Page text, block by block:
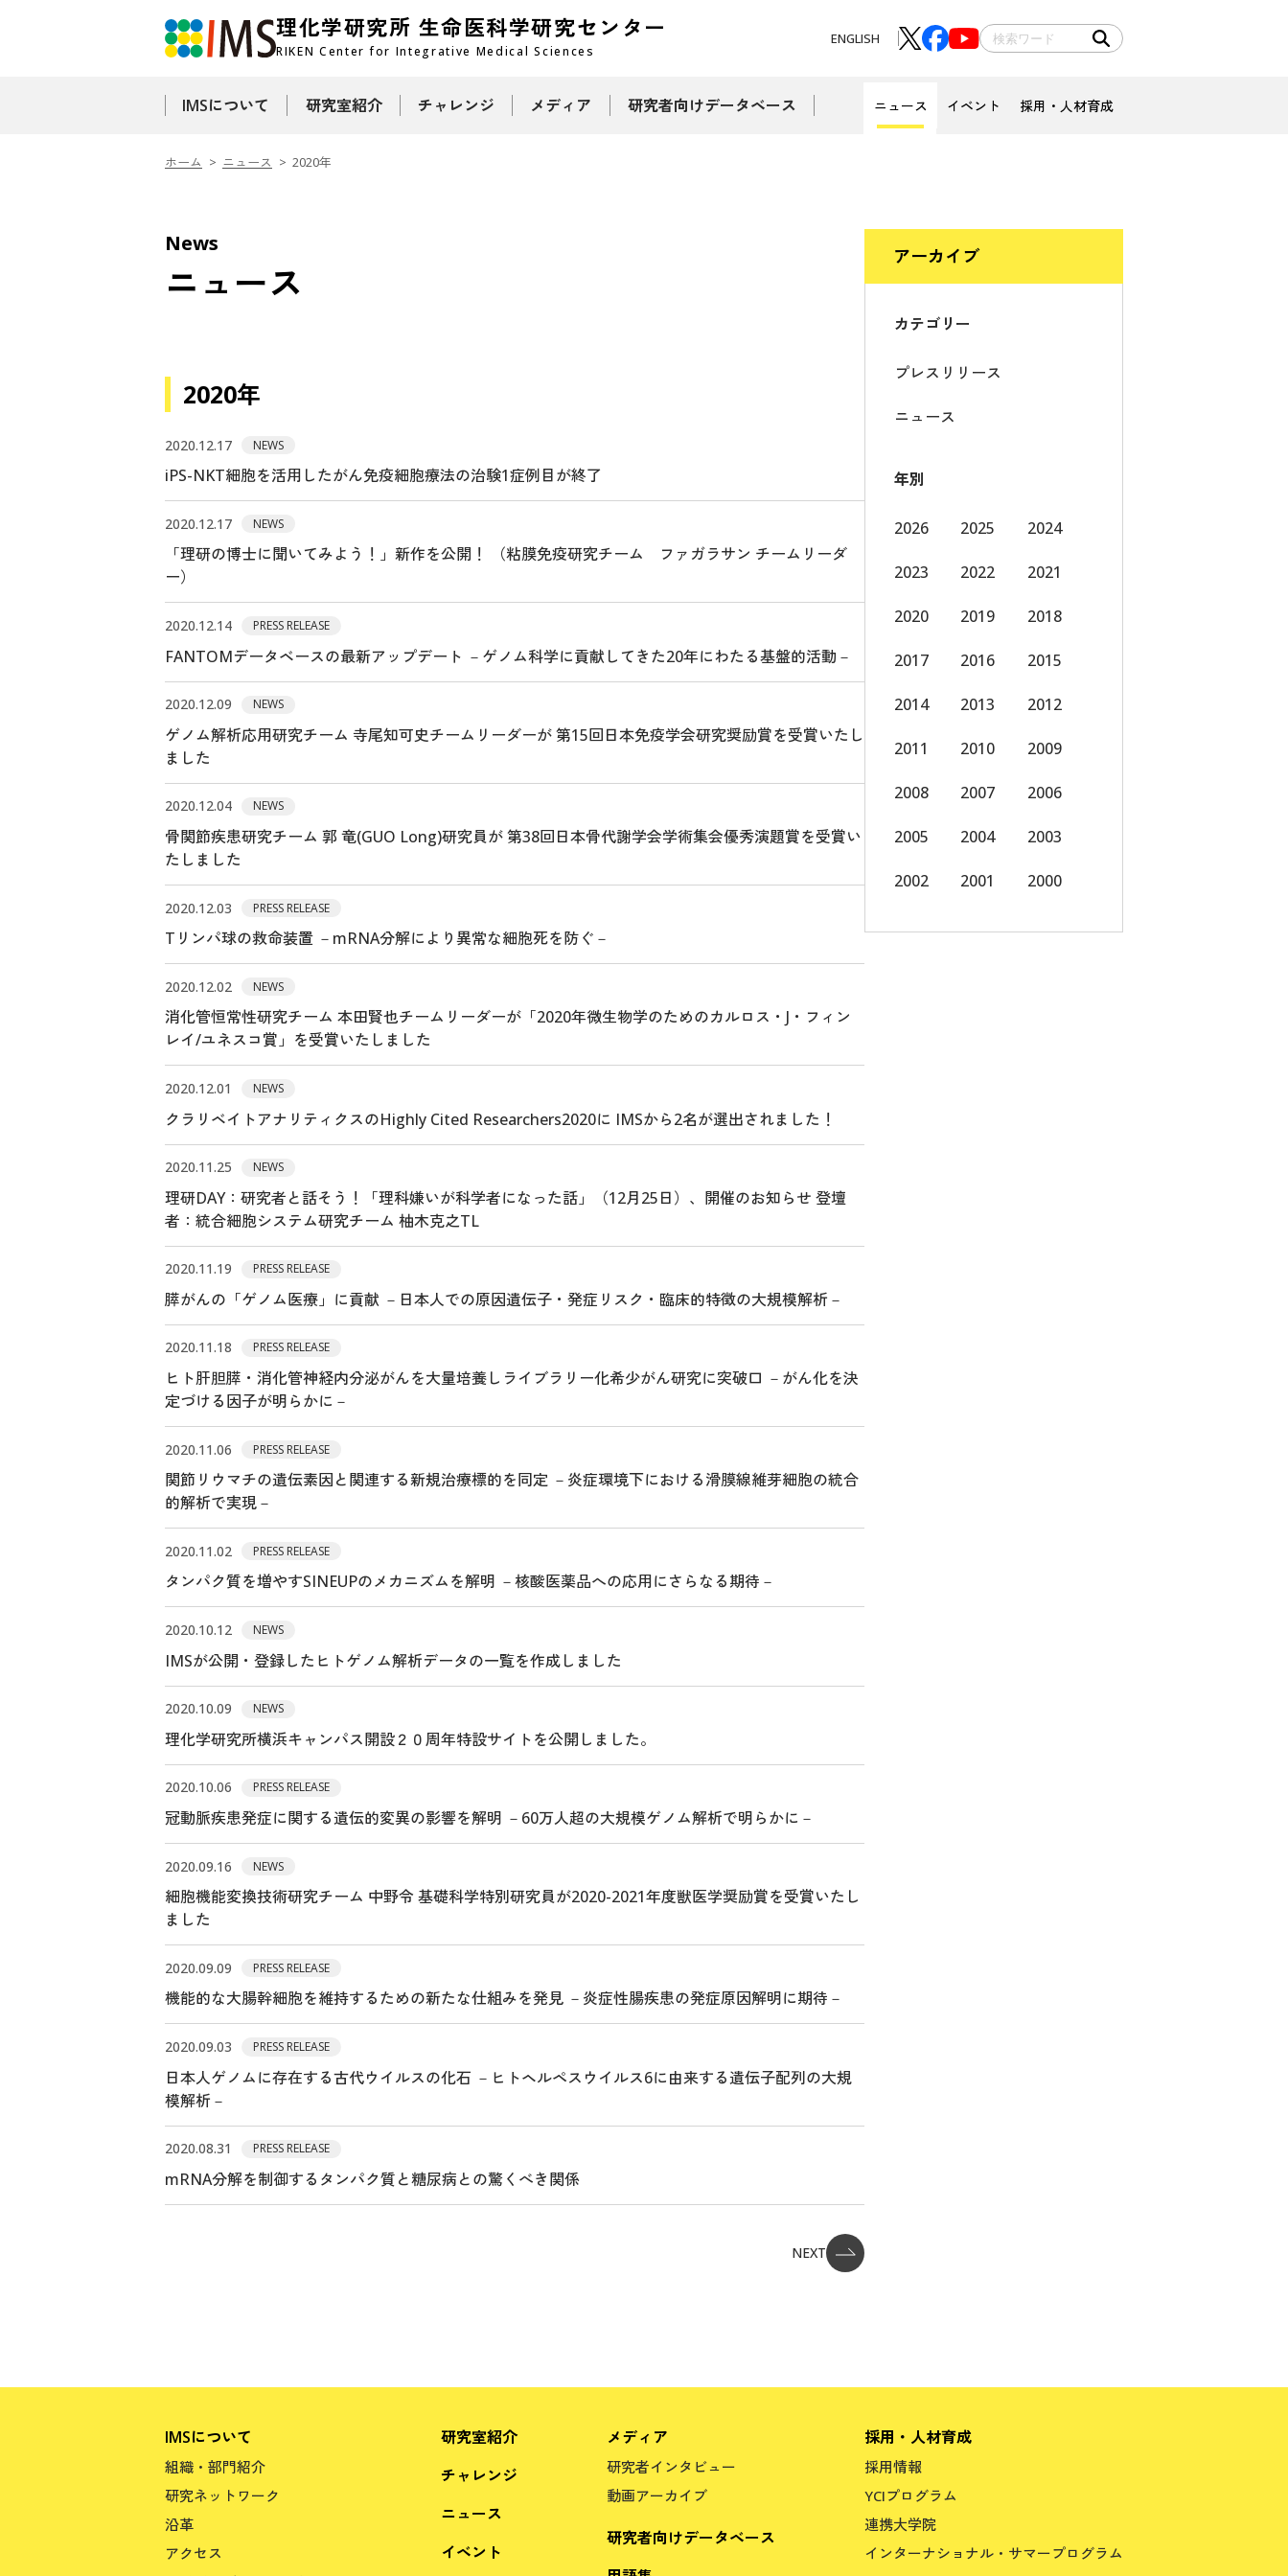
理化学研究所 生命医科学研究センター
RIKEN Center for Integrative Medical Sciences
ENGLISH
IMSについて 研究室紹介 チャレンジ メディア 研究者向けデータベース ニュース イベント 採用・人材育成
ホーム ニュース 2020年
News
ニュース
2020年
2020.12.17 NEWS
iPS-NKT細胞を活用したがん免疫細胞療法の治験1症例目が終了
2020.12.17 NEWS
「理研の博士に聞いてみよう！」新作を公開！ （粘膜免疫研究チーム ファガラサン チームリーダ
ー）
2020.12.14 PRESS RELEASE
FANTOMデータベースの最新アップデート －ゲノム科学に貢献してきた20年にわたる基盤的活動－
2020.12.09 NEWS
ゲノム解析応用研究チーム 寺尾知可史チームリーダーが 第15回日本免疫学会研究奨励賞を受賞いたし
ました
2020.12.04 NEWS
骨関節疾患研究チーム 郭 竜(GUO Long)研究員が 第38回日本骨代謝学会学術集会優秀演題賞を受賞い
たしました
2020.12.03 PRESS RELEASE
Tリンパ球の救命装置 －mRNA分解により異常な細胞死を防ぐ－
2020.12.02 NEWS
消化管恒常性研究チーム 本田賢也チームリーダーが「2020年微生物学のためのカルロス・J・フィン
レイ/ユネスコ賞」を受賞いたしました
2020.12.01 NEWS
クラリベイトアナリティクスのHighly Cited Researchers2020に IMSから2名が選出されました！
2020.11.25 NEWS
理研DAY：研究者と話そう！「理科嫌いが科学者になった話」（12月25日）、開催のお知らせ 登壇
者：統合細胞システム研究チーム 柚木克之TL
2020.11.19 PRESS RELEASE
膵がんの「ゲノム医療」に貢献 －日本人での原因遺伝子・発症リスク・臨床的特徴の大規模解析－
2020.11.18 PRESS RELEASE
ヒト肝胆膵・消化管神経内分泌がんを大量培養しライブラリー化希少がん研究に突破口 －がん化を決
定づける因子が明らかに－
2020.11.06 PRESS RELEASE
関節リウマチの遺伝素因と関連する新規治療標的を同定 －炎症環境下における滑膜線維芽細胞の統合
的解析で実現－
2020.11.02 PRESS RELEASE
タンパク質を増やすSINEUPのメカニズムを解明 －核酸医薬品への応用にさらなる期待－
2020.10.12 NEWS
IMSが公開・登録したヒトゲノム解析データの一覧を作成しました
2020.10.09 NEWS
理化学研究所横浜キャンパス開設２０周年特設サイトを公開しました。
2020.10.06 PRESS RELEASE
冠動脈疾患発症に関する遺伝的変異の影響を解明 －60万人超の大規模ゲノム解析で明らかに－
2020.09.16 NEWS
細胞機能変換技術研究チーム 中野令 基礎科学特別研究員が2020-2021年度獣医学奨励賞を受賞いたし
ました
2020.09.09 PRESS RELEASE
機能的な大腸幹細胞を維持するための新たな仕組みを発見 －炎症性腸疾患の発症原因解明に期待－
2020.09.03 PRESS RELEASE
日本人ゲノムに存在する古代ウイルスの化石 －ヒトヘルペスウイルス6に由来する遺伝子配列の大規
模解析－
2020.08.31 PRESS RELEASE
mRNA分解を制御するタンパク質と糖尿病との驚くべき関係
NEXT
アーカイブ
カテゴリー
プレスリリース
ニュース
年別
2026 2025 2024
2023 2022 2021
2020 2019 2018
2017 2016 2015
2014 2013 2012
2011 2010 2009
2008 2007 2006
2005 2004 2003
2002 2001 2000
IMSについて
組織・部門紹介
研究ネットワーク
沿革
アクセス
研究室紹介
チャレンジ
ニュース
イベント
メディア
研究者インタビュー
動画アーカイブ
研究者向けデータベース
採用・人材育成
採用情報
YCIプログラム
連携大学院
インターナショナル・サマープログラム